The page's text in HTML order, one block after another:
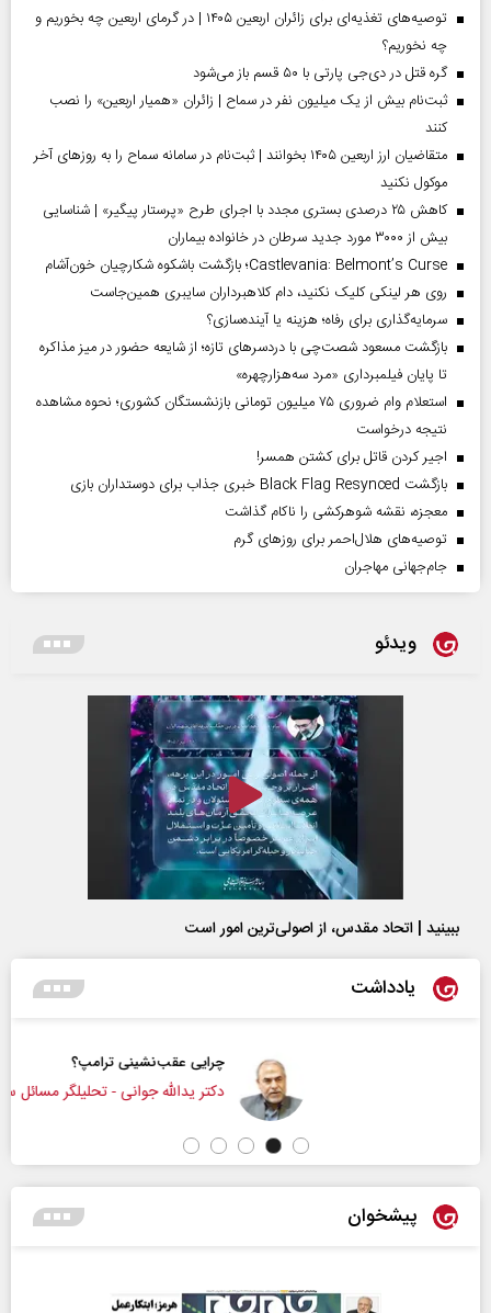
توصیه‌های تغذیه‌ای برای زائران اربعین ۱۴۰۵ | در گرمای اربعین چه بخوریم و
چه نخوریم؟
گره قتل در دی‌جی پارتی با ۵۰ قسم باز می‌شود
ثبت‌نام بیش از یک میلیون نفر در سماح | زائران «همیار اربعین» را نصب
کنند
متقاضیان ارز اربعین ۱۴۰۵ بخوانند | ثبت‌نام در سامانه سماح را به روز‌های آخر
موکول نکنید
کاهش ۲۵ درصدی بستری مجدد با اجرای طرح «پرستار پیگیر» | شناسایی
بیش از ۳۰۰۰ مورد جدید سرطان در خانواده بیماران
Castlevania: Belmont’s Curse؛ بازگشت باشکوه شکارچیان خون‌آشام
روی هر لینکی کلیک نکنید، دام کلاهبرداران سایبری همین‌جاست
سرمایه‌گذاری برای رفاه؛ هزینه یا آینده‌سازی؟
بازگشت مسعود شصت‌چی با دردسر‌های تازه؛ از شایعه حضور در میز مذاکره
تا پایان فیلمبرداری «مرد سه‌هزارچهره»
استعلام وام ضروری ۷۵ میلیون تومانی بازنشستگان کشوری؛ نحوه مشاهده
نتیجه درخواست
اجیر کردن قاتل برای کشتن همسر!
بازگشت Black Flag Resynced خبری جذاب برای دوستداران بازی
معجزه، نقشه شوهرکشی را ناکام گذاشت
توصیه‌های هلال‌احمر برای روز‌های گرم
جام‌جهانی مهاجران
ویدئو
ببینید | اتحاد مقدس، از اصولی‌ترین امور است
یادداشت
چرایی عقب‌نشینی ترامپ؟
دکتر یدالله جوانی - تحلیلگر مسائل سیاسی
پیشخوان